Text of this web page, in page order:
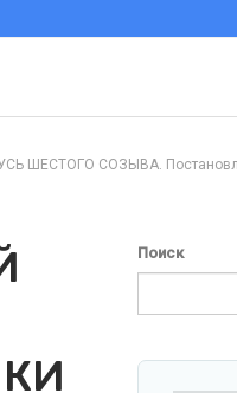
СОЗЫВА.
Поиск